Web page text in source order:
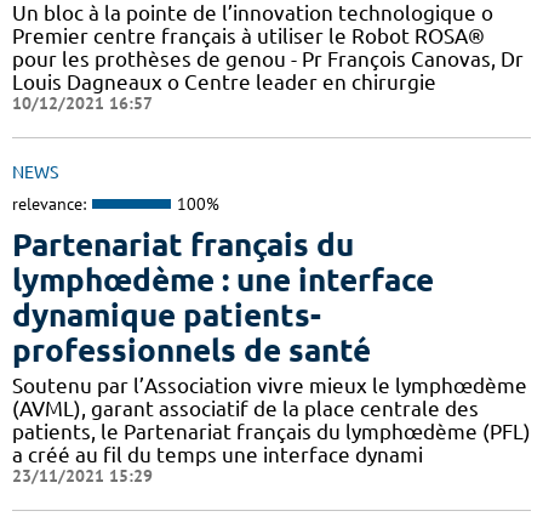
Un bloc à la pointe de l’innovation technologique o
Premier centre français à utiliser le Robot ROSA®
pour les prothèses de genou - Pr François Canovas, Dr
Louis Dagneaux o Centre leader en chirurgie
10/12/2021 16:57
NEWS
relevance: 100%
Partenariat français du
lymphœdème : une interface
dynamique patients-
professionnels de santé
Soutenu par l’Association vivre mieux le lymphœdème
(AVML), garant associatif de la place centrale des
patients, le Partenariat français du lymphœdème (PFL)
a créé au fil du temps une interface dynami
23/11/2021 15:29